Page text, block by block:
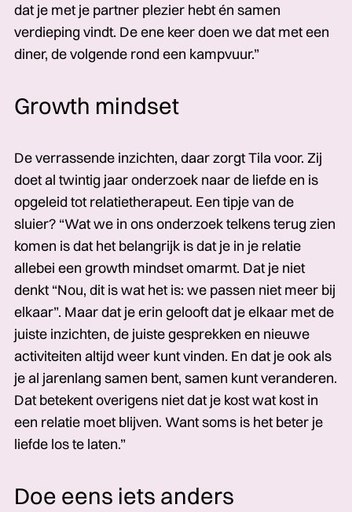
dat je met je partner plezier hebt én samen
verdieping vindt. De ene keer doen we dat met een
diner, de volgende rond een kampvuur.”
Growth mindset
De verrassende inzichten, daar zorgt Tila voor. Zij
doet al twintig jaar onderzoek naar de liefde en is
opgeleid tot relatietherapeut. Een tipje van de
sluier? “Wat we in ons onderzoek telkens terug zien
komen is dat het belangrijk is dat je in je relatie
allebei een growth mindset omarmt. Dat je niet
denkt “Nou, dit is wat het is: we passen niet meer bij
elkaar”. Maar dat je erin gelooft dat je elkaar met de
juiste inzichten, de juiste gesprekken en nieuwe
activiteiten altijd weer kunt vinden. En dat je ook als
je al jarenlang samen bent, samen kunt veranderen.
Dat betekent overigens niet dat je kost wat kost in
een relatie moet blijven. Want soms is het beter je
liefde los te laten.”
Doe eens iets anders